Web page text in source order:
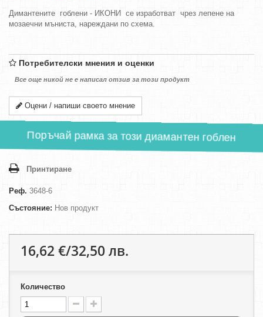
Димантените гоблени - ИКОНИ се изработват чрез лепене на
мозаечни мъниста, нареждани по схема.
Потребителски мнения и оценки
Все още никой не е написал отзив за този продукт
Оцени / напиши своето мнение
Поръчай рамка за този диамантен гоблен
Принтиране
Реф. 3648-6
Състояние: Нов продукт
16,62 €/32,50 лв.
Количество